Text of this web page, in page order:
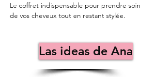
Le coffret indispensable pour prendre soin
de vos cheveux tout en restant stylée.
Protège vos cheveux du froid et des frisottis
grâce à sa doublure satinée ultra-douce.
Las ideas de Ana